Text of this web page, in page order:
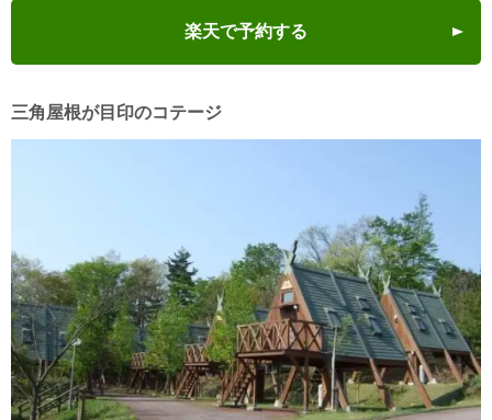
楽天で予約する
三角屋根が目印のコテージ